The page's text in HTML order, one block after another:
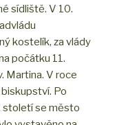
sídliště. V 10.
kostelík, za vlády
počátku 11.
Martina. V roce
Po
století se město